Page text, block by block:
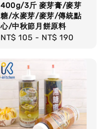
400g/3斤 麥芽膏/麥芽
糖/水麥芽/麥芽/傳統點
心/中秋節月餅原料
Regular
NT$ 105 - NT$ 190